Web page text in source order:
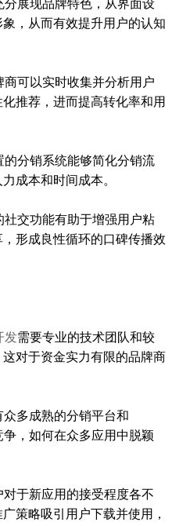
分展现品牌特色，从界面设
，从而有效提升用户的认知
可以实时收集并分析用户
推荐，进而提高转化率和用
分销系统能够简化分销流
成本和时间成本。
交功能有助于增强用户粘
形成良性循环的口碑传播效
发需要专业的技术团队和较
对于资金实力有限的品牌商
多成熟的分销平台和
，如何在众多应用中脱颖
于新应用的接受程度各不
策略吸引用户下载并使用，